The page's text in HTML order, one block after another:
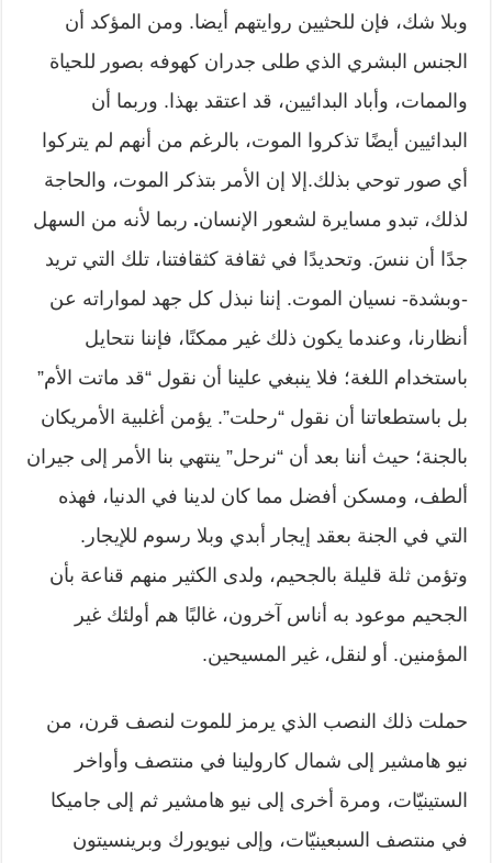
وبلا شك، فإن للحثيين روايتهم أيضا. ومن المؤكد أن
الجنس البشري الذي طلى جدران كهوفه بصور للحياة
والممات، وأباد البدائيين، قد اعتقد بهذا. وربما أن
البدائيين أيضًا تذكروا الموت، بالرغم من أنهم لم يتركوا
أي صور توحي بذلك. إلا إن الأمر بتذكر الموت، والحاجة
لذلك، تبدو مسايرة لشعور الإنسان. ربما لأنه من السهل
جدًا أن ننسَ. وتحديدًا في ثقافة كثقافتنا، تلك التي تريد
-وبشدة- نسيان الموت. إننا نبذل كل جهد لمواراته عن
أنظارنا، وعندما يكون ذلك غير ممكنًا، فإننا نتحايل
باستخدام اللغة؛ فلا ينبغي علينا أن نقول “قد ماتت الأم”
بل باستطعاتنا أن نقول “رحلت”. يؤمن أغلبية الأمريكان
بالجنة؛ حيث أننا بعد أن “نرحل” ينتهي بنا الأمر إلى جيران
ألطف، ومسكن أفضل مما كان لدينا في الدنيا، فهذه
التي في الجنة بعقد إيجار أبدي وبلا رسوم للإيجار.
وتؤمن ثلة قليلة بالجحيم، ولدى الكثير منهم قناعة بأن
الجحيم موعود به أناس آخرون، غالبًا هم أولئك غير
المؤمنين. أو لنقل، غير المسيحين.
حملت ذلك النصب الذي يرمز للموت لنصف قرن، من
نيو هامشير إلى شمال كارولينا في منتصف وأواخر
الستينيّات، ومرة أخرى إلى نيو هامشير ثم إلى جاميكا
في منتصف السبعينيّات، وإلى نيويورك وبرينسيتون